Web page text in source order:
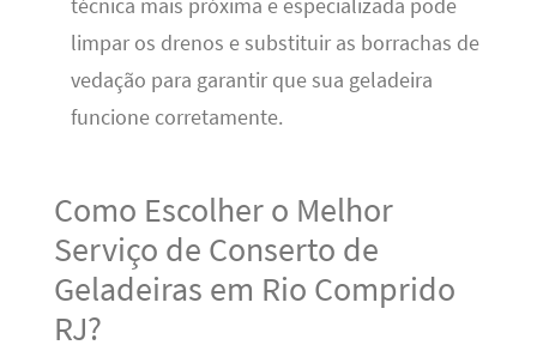
técnica mais próxima e especializada pode
limpar os drenos e substituir as borrachas de
vedação para garantir que sua geladeira
funcione corretamente.
Como Escolher o Melhor
Serviço de Conserto de
Geladeiras em Rio Comprido
RJ?